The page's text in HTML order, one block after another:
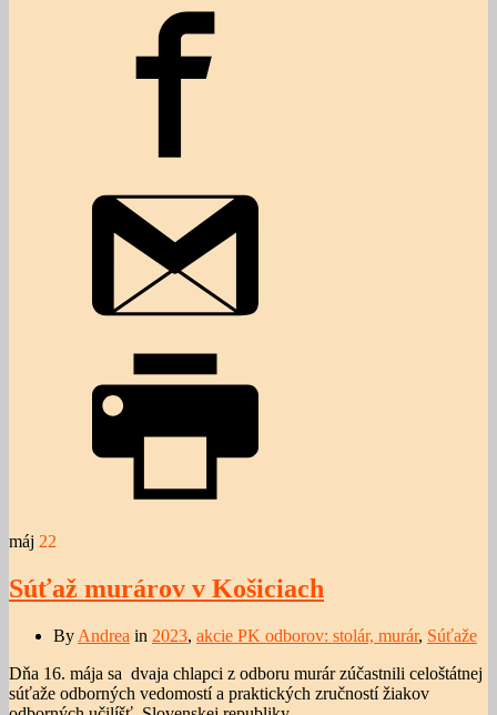
máj 22
Súťaž murárov v Košiciach
By Andrea in 2023, akcie PK odborov: stolár, murár, Súťaže
Dňa 16. mája sa dvaja chlapci z odboru murár zúčastnili celoštátnej
súťaže odborných vedomostí a praktických zručností žiakov